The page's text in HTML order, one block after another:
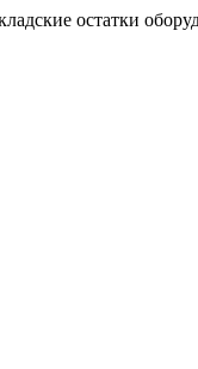
остатки